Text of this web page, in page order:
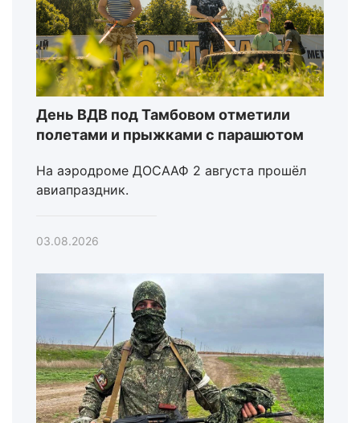
День ВДВ под Тамбовом отметили
полетами и прыжками с парашютом
На аэродроме ДОСААФ 2 августа прошёл
авиапраздник.
03.08.2026